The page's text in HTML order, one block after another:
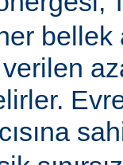
bellek